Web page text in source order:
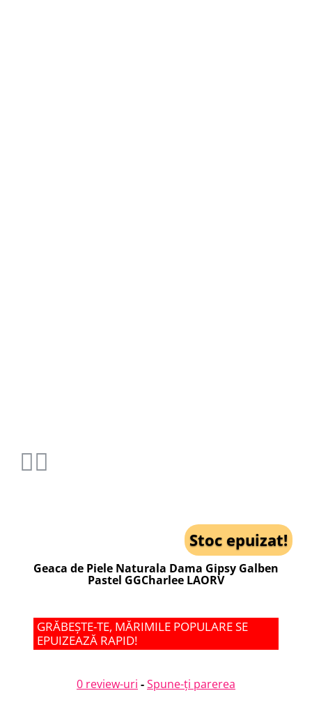
Stoc epuizat!
Geaca de Piele Naturala Dama Gipsy Galben
Pastel GGCharlee LAORV
GRĂBEȘTE-TE, MĂRIMILE POPULARE SE
EPUIZEAZĂ RAPID!
0 review-uri -Spune-ţi parerea